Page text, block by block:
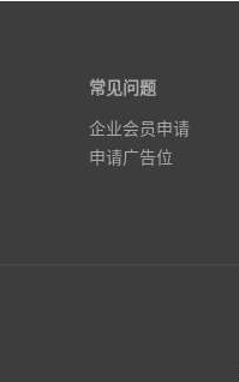
常见问题
企业会员申请
申请广告位